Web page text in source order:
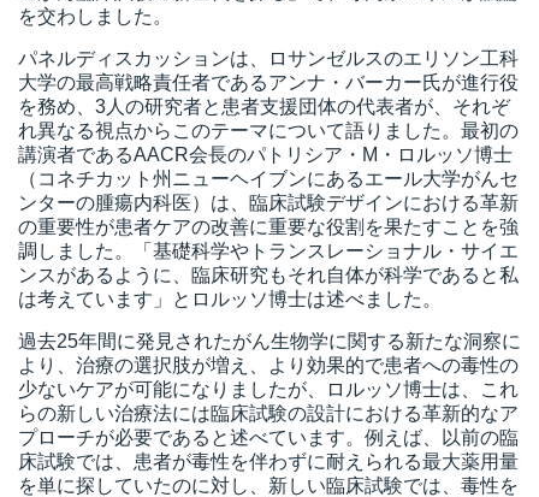
を交わしました。
パネルディスカッションは、ロサンゼルスのエリソン工科
大学の最高戦略責任者であるアンナ・バーカー氏が進行役
を務め、3人の研究者と患者支援団体の代表者が、それぞ
れ異なる視点からこのテーマについて語りました。最初の
講演者であるAACR会長のパトリシア・M・ロルッソ博士
（コネチカット州ニューヘイブンにあるエール大学がんセ
ンターの腫瘍内科医）は、臨床試験デザインにおける革新
の重要性が患者ケアの改善に重要な役割を果たすことを強
調しました。「基礎科学やトランスレーショナル・サイエ
ンスがあるように、臨床研究もそれ自体が科学であると私
は考えています」とロルッソ博士は述べました。
過去25年間に発見されたがん生物学に関する新たな洞察に
より、治療の選択肢が増え、より効果的で患者への毒性の
少ないケアが可能になりましたが、
ロルッソ博士は、これ
らの新しい治療法には臨床試験の設計における革新的なア
プローチが必要であると述べています。例えば、以前の臨
床試験では、患者が毒性を伴わずに耐えられる最大薬用量
を単に探していたのに対し、新しい臨床試験では、毒性を